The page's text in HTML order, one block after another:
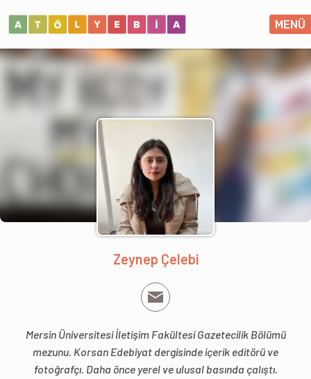
MENÜ
Zeynep Çelebi
Mersin Üniversitesi İletişim Fakültesi Gazetecilik Bölümü
mezunu. Korsan Edebiyat dergisinde içerik editörü ve
fotoğrafçı. Daha önce yerel ve ulusal basında çalıştı.